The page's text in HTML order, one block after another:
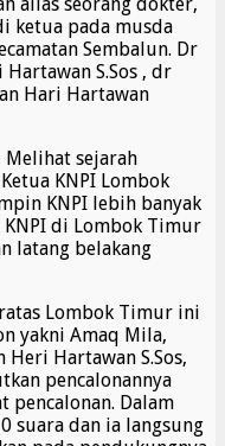
ketua pada musda
Sembalun. Dr
S.Sos , dr
Hari Hartawan
Melihat sejarah
KNPI Lombok
KNPI lebih banyak
di Lombok Timur
latang belakang
Lombok Timur ini
yakni Amaq Mila,
Hartawan S.Sos,
pencalonannya
pencalonan. Dalam
suara dan ia langsung